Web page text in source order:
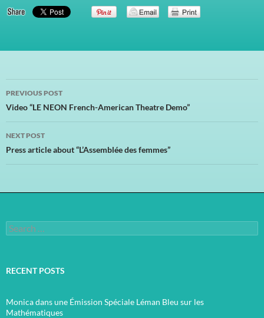
Post
navigation
PREVIOUS POST
Video “LE NEON French-American Theatre Demo”
NEXT POST
Press article about “L’Assemblée des femmes”
Search
for:
RECENT POSTS
Monica dans une Émission Spéciale Léman Bleu sur les
Mathématiques